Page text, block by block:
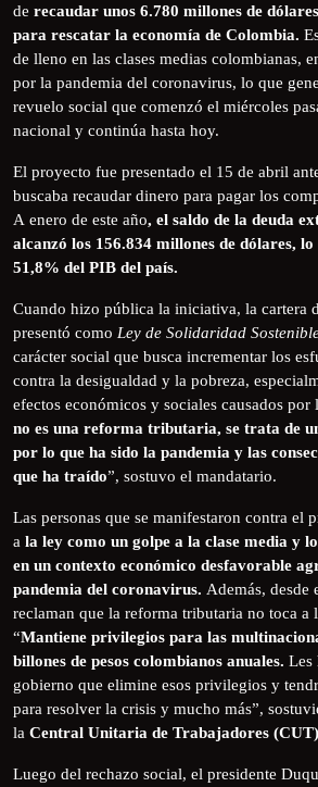
de recaudar unos 6.780 millones de
para rescatar la economía de Colombia.
de lleno en las clases medias colombianas,
por la pandemia del coronavirus, lo que
revuelo social que comenzó el miércoles
nacional y continúa hasta hoy.
El proyecto fue presentado el 15 de abril
buscaba recaudar dinero para pagar los
A enero de este año, el saldo de la deuda
alcanzó los 156.834 millones de dólares,
51,8% del PIB del país.
Cuando hizo pública la iniciativa, la cartera
presentó como Ley de Solidaridad
carácter social que busca incrementar los
contra la desigualdad y la pobreza,
efectos económicos y sociales causados por
no es una reforma tributaria, se trata de
por lo que ha sido la pandemia y las
que ha traído”, sostuvo el mandatario.
Las personas que se manifestaron contra el
a la ley como un golpe a la clase media y
en un contexto económico desfavorable
pandemia del coronavirus. Además, desde
reclaman que la reforma tributaria no toca a
“Mantiene privilegios para las
billones de pesos colombianos anuales. Les
gobierno que elimine esos privilegios y
para resolver la crisis y mucho más”,
la Central Unitaria de Trabajadores
Luego del rechazo social, el presidente